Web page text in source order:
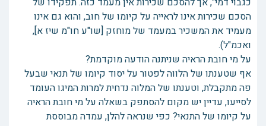
הסכם שכירות אינו לראייה על קיומו של חוב, והוא גם אינו
מעמיד את המשכיר במעמד של מוחזק [שו"ע חו"מ שיז א],
ואכמ"ל).
על מי חובת הראיה שניתנה הודעה מוקדמת?
אף שטענתו של הלווה לפטור על יסוד קיומו של תנאי שבעל
פה מתקבלת, וטענתו של המלוה נדחית למרות המיגו העומד
לסייעו, עדיין יש מקום להסתפק בשאלה על מי חובת הראיה
על קיומו של התנאי? כפי שנראה להלן, עמדה מבוססת